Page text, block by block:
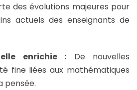
des évolutions majeures pour
actuels des enseignants de
enrichie : De nouvelles
fine liées aux mathématiques
pensée.